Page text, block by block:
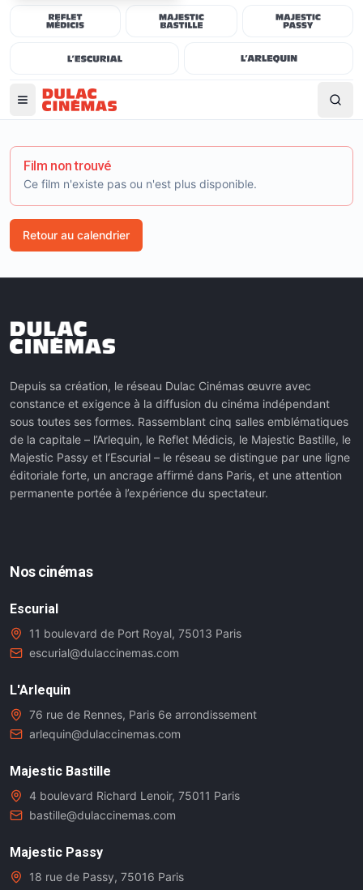
Film non trouvé
Ce film n'existe pas ou n'est plus disponible.
Retour au calendrier
Depuis sa création, le réseau Dulac Cinémas œuvre avec
constance et exigence à la diffusion du cinéma indépendant
sous toutes ses formes. Rassemblant cinq salles emblématiques
de la capitale – l’Arlequin, le Reflet Médicis, le Majestic Bastille, le
Majestic Passy et l’Escurial – le réseau se distingue par une ligne
éditoriale forte, un ancrage affirmé dans Paris, et une attention
permanente portée à l’expérience du spectateur.
Nos cinémas
Escurial
11 boulevard de Port Royal, 75013 Paris
escurial@dulaccinemas.com
L'Arlequin
76 rue de Rennes, Paris 6e arrondissement
arlequin@dulaccinemas.com
Majestic Bastille
4 boulevard Richard Lenoir, 75011 Paris
bastille@dulaccinemas.com
Majestic Passy
18 rue de Passy, 75016 Paris